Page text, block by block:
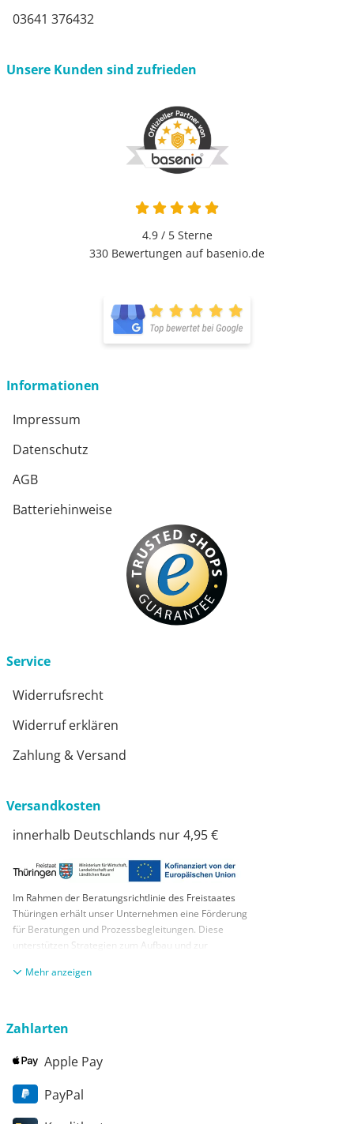
03641 376432
Unsere Kunden sind zufrieden
4.9 von 5
4.9 / 5Sterne
330 Bewertungen auf basenio.de
öffnet in neuem Fenster
Informationen
Impressum
Datenschutz
AGB
Batteriehinweise
Service
Widerrufsrecht
Widerruf erklären
Zahlung & Versand
Versandkosten
innerhalb Deutschlands nur 4,95 €
Im Rahmen der Beratungsrichtlinie des Freistaates
Thüringen erhält unser Unternehmen eine Förderung
für Beratungen und Prozessbegleitungen. Diese
unterstützen Strategien zum Aufbau und zur
KMUs. Die daraus resultierenden Ergebnisse und
aus Mitteln des Europäischen Sozialfonds Plus und
anzeigen
Zahlarten
Apple Pay
PayPal